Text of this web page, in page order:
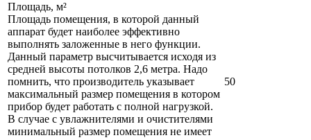
Площадь, м²
Площадь помещения, в которой данный
аппарат будет наиболее эффективно
выполнять заложенные в него функции.
Данный параметр высчитывается исходя из
средней высоты потолков 2,6 метра. Надо
помнить, что производитель указывает
максимальный размер помещения в котором
прибор будет работать с полной нагрузкой.
В случае с увлажнителями и очистителями
минимальный размер помещения не имеет
50